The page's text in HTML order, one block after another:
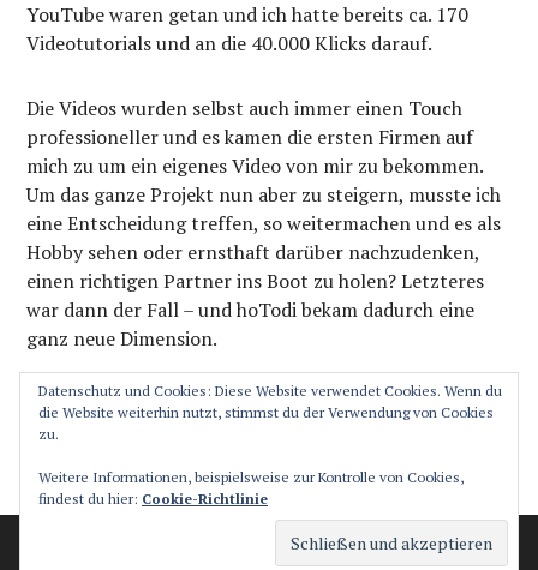
YouTube waren getan und ich hatte bereits ca. 170
Videotutorials und an die 40.000 Klicks darauf.
Die Videos wurden selbst auch immer einen Touch
professioneller und es kamen die ersten Firmen auf
mich zu um ein eigenes Video von mir zu bekommen.
Um das ganze Projekt nun aber zu steigern, musste ich
eine Entscheidung treffen, so weitermachen und es als
Hobby sehen oder ernsthaft darüber nachzudenken,
einen richtigen Partner ins Boot zu holen? Letzteres
war dann der Fall – und hoTodi bekam dadurch eine
ganz neue Dimension.
Stolz präsentiert von WordPress
Theme: Canard von
Datenschutz und Cookies: Diese Website verwendet Cookies. Wenn du
die Website weiterhin nutzt, stimmst du der Verwendung von Cookies
zu.
Weitere Informationen, beispielsweise zur Kontrolle von Cookies,
findest du hier: Cookie-Richtlinie